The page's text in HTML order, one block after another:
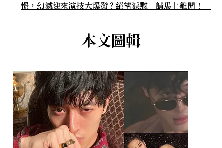
憬，幻滅迎來演技大爆發？絕望淚懟「請馬上離開！」
本文圖輯